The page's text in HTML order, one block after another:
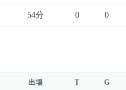
54分 0 0
出場 T G